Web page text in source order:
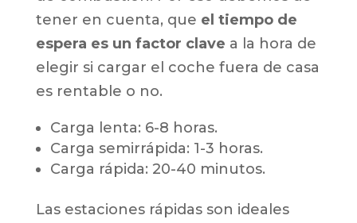
tener en cuenta, que el tiempo de
espera es un factor clave a la hora de
elegir si cargar el coche fuera de casa
es rentable o no.
Carga lenta: 6-8 horas.
Carga semirrápida: 1-3 horas.
Carga rápida: 20-40 minutos.
Las estaciones rápidas son ideales